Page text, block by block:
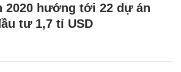
2020 hướng tới 22 dự án
tư 1,7 tỉ USD